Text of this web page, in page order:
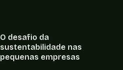
O desafio da
sustentabilidade nas
pequenas empresas